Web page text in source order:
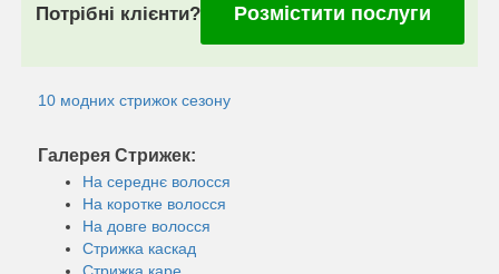
Потрібні клієнти? Розмістити послуги
10 модних стрижок сезону
Галерея Стрижек:
На середнє волосся
На коротке волосся
На довге волосся
Стрижка каскад
Стрижка каре